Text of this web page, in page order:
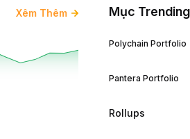
Xêm Thêm Mục Trending
Polychain Portfolio
Pantera Portfolio
Rollups